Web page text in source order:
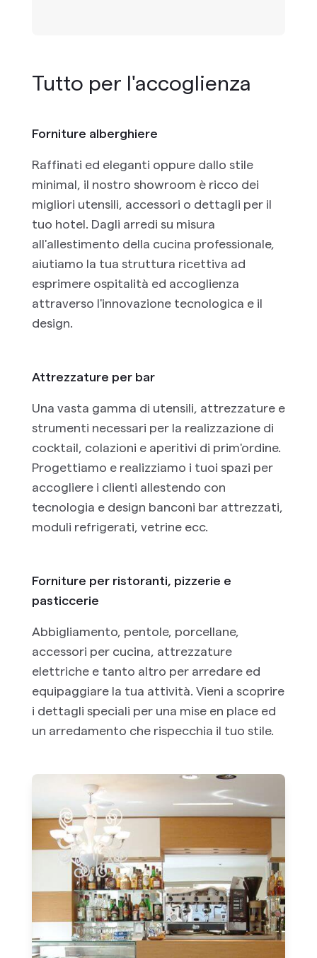
Tutto per l'accoglienza
Forniture alberghiere
Raffinati ed eleganti oppure dallo stile
minimal, il nostro showroom è ricco dei
migliori utensili, accessori o dettagli per il
tuo hotel. Dagli arredi su misura
all'allestimento della cucina professionale,
aiutiamo la tua struttura ricettiva ad
esprimere ospitalità ed accoglienza
attraverso l'innovazione tecnologica e il
design.
Attrezzature per bar
Una vasta gamma di utensili, attrezzature e
strumenti necessari per la realizzazione di
cocktail, colazioni e aperitivi di prim'ordine.
Progettiamo e realizziamo i tuoi spazi per
accogliere i clienti allestendo con
tecnologia e design banconi bar attrezzati,
moduli refrigerati, vetrine ecc.
Forniture per ristoranti, pizzerie e
pasticcerie
Abbigliamento, pentole, porcellane,
accessori per cucina, attrezzature
elettriche e tanto altro per arredare ed
equipaggiare la tua attività. Vieni a scoprire
i dettagli speciali per una mise en place ed
un arredamento che rispecchia il tuo stile.